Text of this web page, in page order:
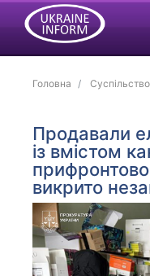
Головна Суспільство
Продавали
із вмістом
викрито